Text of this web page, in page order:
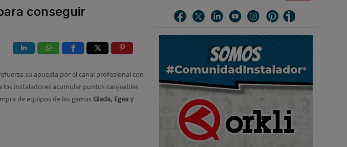
conseguir
su apuesta por el canal profesional con
instaladores acumular puntos canjeables
de equipos de las gamas Giada, Egea y
r